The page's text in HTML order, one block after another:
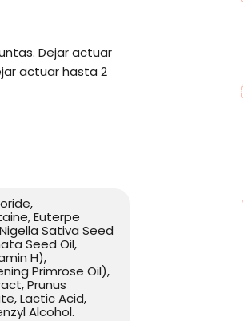
Dejar actuar
actuar hasta 2
Euterpe
Sativa Seed
Seed Oil,
H),
Primrose Oil),
Prunus
Lactic Acid,
Alcohol.